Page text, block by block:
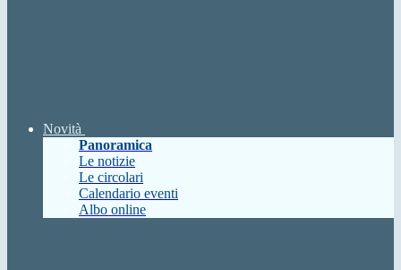
Novità
Panoramica
Le notizie
Le circolari
Calendario eventi
Albo online